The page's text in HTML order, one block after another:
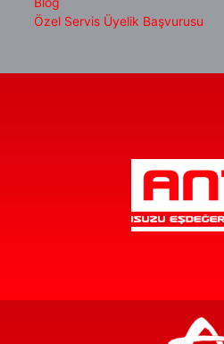
Özel Servis Üyelik Başvurusu